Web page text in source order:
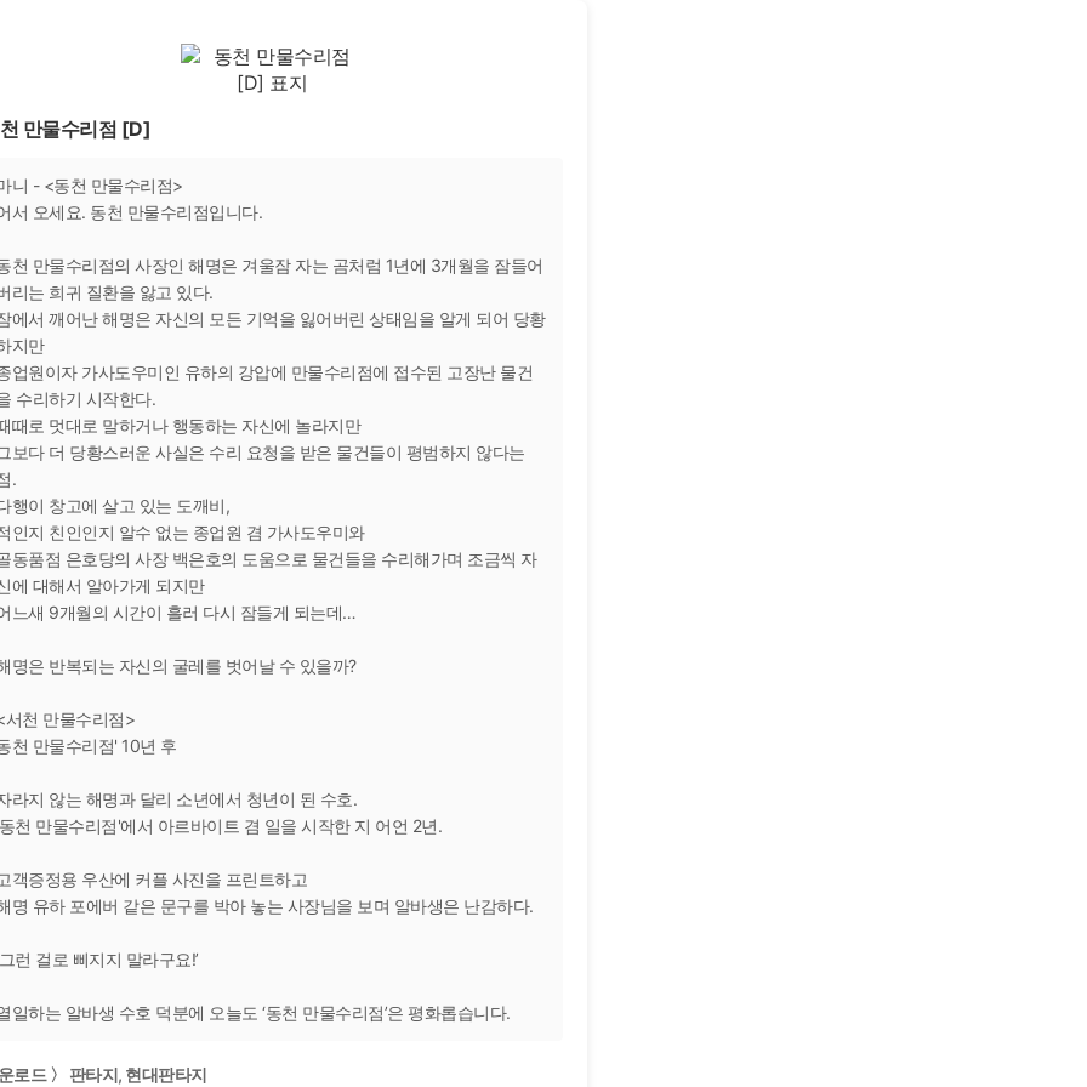
만물수리점 [D]
니 - <동천 만물수리점>
서 오세요. 동천 만물수리점입니다.
천 만물수리점의 사장인 해명은 겨울잠 자는 곰처럼 1년에 3개월을 잠들어
리는 희귀 질환을 앓고 있다.
에서 깨어난 해명은 자신의 모든 기억을 잃어버린 상태임을 알게 되어 당황
지만
업원이자 가사도우미인 유하의 강압에 만물수리점에 접수된 고장난 물건
수리하기 시작한다.
때로 멋대로 말하거나 행동하는 자신에 놀라지만
보다 더 당황스러운 사실은 수리 요청을 받은 물건들이 평범하지 않다는
.
행이 창고에 살고 있는 도깨비,
인지 친인인지 알수 없는 종업원 겸 가사도우미와
동품점 은호당의 사장 백은호의 도움으로 물건들을 수리해가며 조금씩 자
에 대해서 알아가게 되지만
느새 9개월의 시간이 흘러 다시 잠들게 되는데…
명은 반복되는 자신의 굴레를 벗어날 수 있을까?
서천 만물수리점>
천 만물수리점' 10년 후
라지 않는 해명과 달리 소년에서 청년이 된 수호.
천 만물수리점'에서 아르바이트 겸 일을 시작한 지 어언 2년.
객증정용 우산에 커플 사진을 프린트하고
명 유하 포에버 같은 문구를 박아 놓는 사장님을 보며 알바생은 난감하다.
그런 걸로 삐지지 말라구요!’
일하는 알바생 수호 덕분에 오늘도 ‘동천 만물수리점’은 평화롭습니다.
로드 〉 판타지, 현대판타지